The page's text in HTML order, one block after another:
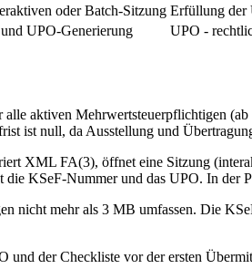
oder Batch-Sitzung Erfüllung der
UPO-Generierung UPO -
aktiven Mehrwertsteuerpflichtigen
ist null, da Ausstellung und
XML FA(3), öffnet eine Sitzung
KSeF-Nummer und das UPO. In der
nicht mehr als 3 MB umfassen. Die
der Checkliste vor der ersten